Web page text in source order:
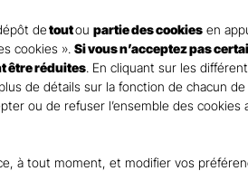
detoutou partie des cookies en
cookies ». Si vous n’acceptez pas
être réduites. En cliquant sur les
de détails sur la fonction de chacun
ou de refuser l’ensemble des cookies
à tout moment, et modifier vos